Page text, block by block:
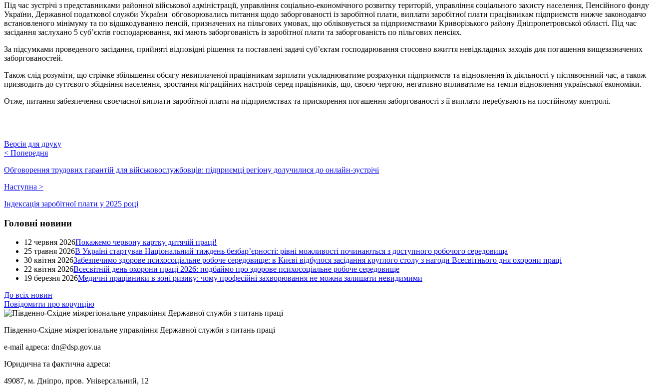
Під час зустрічі з представниками районної військової адміністрації, управління соціально-економічного розвитку територій, управління соціального захисту населення, Пенсійного фонду
України, Державної податкової служби України обговорювались питання щодо заборгованості із заробітної плати, виплати заробітної плати працівникам підприємств нижче законодавчо
встановленого мінімуму та по відшкодуванню пенсій, призначених на пільгових умовах, що обліковується за підприємствами Криворізького району Дніпропетровської області. Під час
засідання заслухано 5 суб’єктів господарювання, які мають заборгованість із заробітної плати та заборгованість по пільгових пенсіях.
За підсумками проведеного засідання, прийняті відповідні рішення та поставлені задачі суб’єктам господарювання стосовно вжиття невідкладних заходів для погашення вищезазначених
заборгованостей.
Також слід розуміти, що стрімке збільшення обсягу невиплаченої працівникам зарплати ускладнюватиме розрахунки підприємств та відновлення їх діяльності у післявоєнний час, а також
призводить до суттєвого збідніння населення, зростання міграційних настроїв серед працівників, що, своєю чергою, негативно впливатиме на темпи відновлення української економіки.
Отже, питання забезпечення своєчасної виплати заробітної плати на підприємствах та прискорення погашення заборгованості з її виплати перебувають на постійному контролі.
Версія для друку
< Попередня
Обговорення трудових гарантій для військовослужбовців: підприємці регіону долучилися до онлайн-зустрічі
Наступна >
Індексація заробітної плати у 2025 році
Головні новини
12 червня 2026Покажемо червону картку дитячій праці!
25 травня 2026В Україні стартував Національний тиждень безбар’єрності: рівні можливості починаються з доступного робочого середовища
30 квітня 2026Забезпечимо здорове психосоціальне робоче середовище: в Києві відбулося засідання круглого столу з нагоди Всесвітнього дня охорони праці
22 квітня 2026Всесвітній день охорони праці 2026: подбаймо про здорове психосоціальне робоче середовище
19 березня 2026Медичні працівники в зоні ризику: чому професійні захворювання не можна залишати невидимими
До всіх новин
Повідомити про корупцію
Південно-Східне міжрегіональне управління Державної служби з питань праці
e-mail адреса: dn@dsp.gov.ua
Юридична та фактична адреса:
49087, м. Дніпро, пров. Універсальний, 12